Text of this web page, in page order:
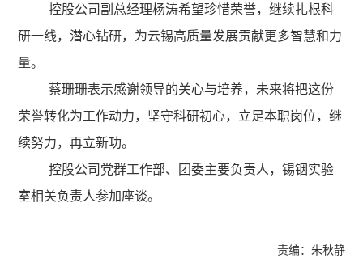
控股公司副总经理杨涛希望珍惜荣誉，继续扎根科
研一线，潜心钻研，为云锡高质量发展贡献更多智慧和力
量。
蔡珊珊表示感谢领导的关心与培养，未来将把这份
荣誉转化为工作动力，坚守科研初心，立足本职岗位，继
续努力，再立新功。
控股公司党群工作部、团委主要负责人，锡铟实验
室相关负责人参加座谈。
责编：朱秋静